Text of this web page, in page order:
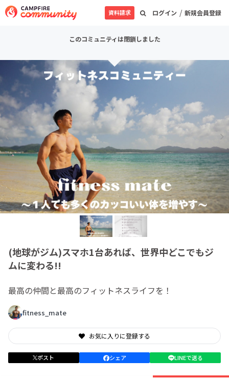
ログイン / 新規会員登録
資料請求
このコミュニティは閉鎖しました
(地球がジム)スマホ1台あれば、世界中どこでもジ
ムに変わる!!
最高の仲間と最高のフィットネスライフを！
fitness_mate
お気に入りに登録する
ポスト シェア LINEで送る